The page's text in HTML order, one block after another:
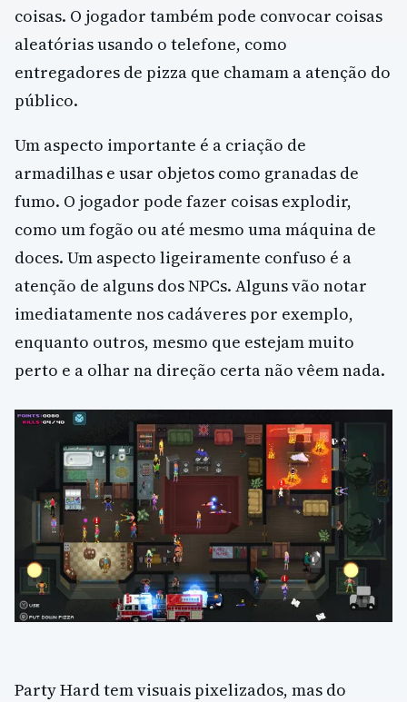
coisas. O jogador também pode convocar coisas
aleatórias usando o telefone, como
entregadores de pizza que chamam a atenção do
público.
Um aspecto importante é a criação de
armadilhas e usar objetos como granadas de
fumo. O jogador pode fazer coisas explodir,
como um fogão ou até mesmo uma máquina de
doces. Um aspecto ligeiramente confuso é a
atenção de alguns dos NPCs. Alguns vão notar
imediatamente nos cadáveres por exemplo,
enquanto outros, mesmo que estejam muito
perto e a olhar na direção certa não vêem nada.
Party Hard tem visuais pixelizados, mas do